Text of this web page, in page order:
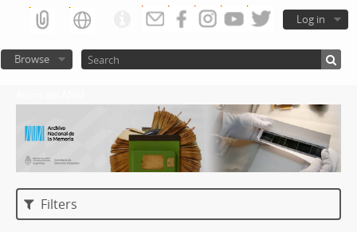
Log in
Browse
Filters